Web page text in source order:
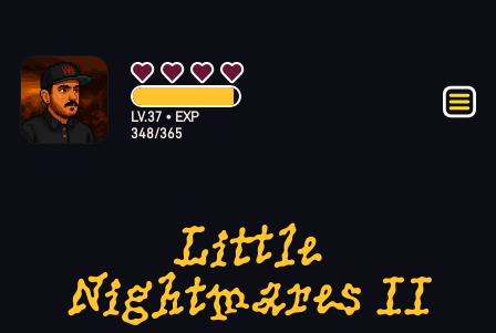
LV.37 •EXP
348/365
Little
Nightmares II